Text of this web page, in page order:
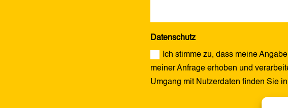
Datenschutz
Ich stimme zu, dass meine
meiner Anfrage erhoben und
Umgang mit Nutzerdaten finden Sie